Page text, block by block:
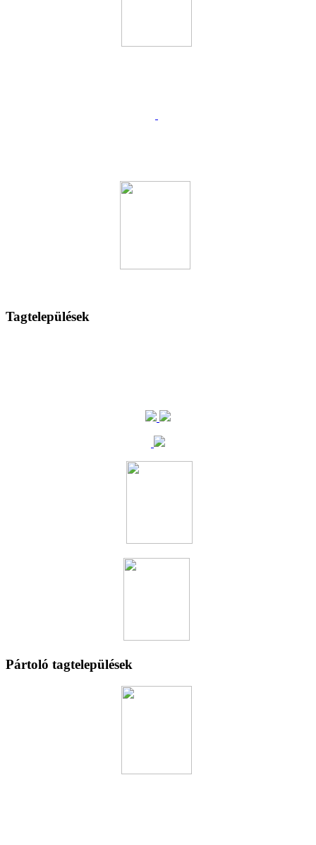
Tagtelepülések
Pártoló tagtelepülések